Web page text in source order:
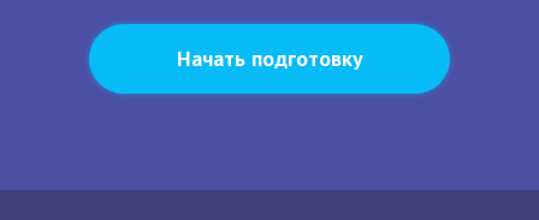
Начать подготовку